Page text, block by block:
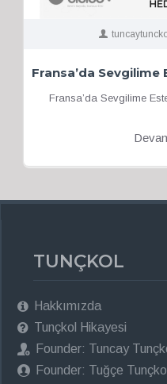
Fransa’da Sevgilime
TUNÇKOL
Hakkımızda
Tunçkol Hikayesi
Founder: Tuncay
Founder: Tuğçe Tunçkol